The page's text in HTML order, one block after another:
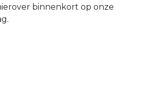
binnenkort op onze